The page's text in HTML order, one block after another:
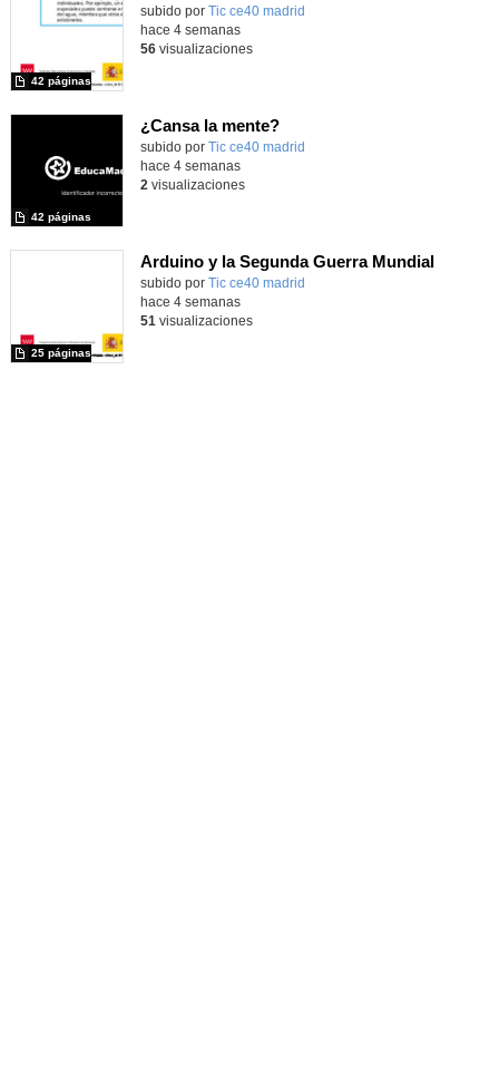
subido por Tic ce40 madrid
42 páginas
hace 4 semanas
56visualizaciones
¿Cansa la mente?
subido por Tic ce40 madrid
42 páginas
hace 4 semanas
2 visualizaciones
Arduino y la Segunda Guerra Mundial
subido por Tic ce40 madrid
25 páginas
hace 4 semanas
51 visualizaciones